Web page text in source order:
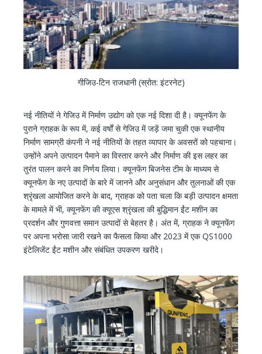
गीजिउ-टिन राजधानी (स्रोत: इंटरनेट)
नई नीतियों ने गेजिउ में निर्माण उद्योग को एक नई दिशा दी है। क्यूनफेंग के
पुराने ग्राहक के रूप में, कई वर्षों से गेजिउ में जड़ें जमा चुकी एक स्थानीय
निर्माण सामग्री कंपनी ने नई नीतियों के तहत व्यापार के अवसरों को पहचाना।
उन्होंने अपने उत्पादन पैमाने का विस्तार करने और निर्माण की इस लहर का
तुरंत पालन करने का निर्णय लिया। क्यूनफेंग बिजनेस टीम के माध्यम से
क्यूनफेंग के नए उत्पादों के बारे में जानने और अनुसंधान और तुलनाओं की एक
श्रृंखला आयोजित करने के बाद, ग्राहक को पता चला कि बड़ी उत्पादन क्षमता
के मामले में भी, क्यूनफेंग की क्यूएस श्रृंखला की बुद्धिमान ईंट मशीन का
प्रदर्शन और गुणवत्ता समान उत्पादों से बेहतर है। अंत में, ग्राहक ने क्यूनफेंग
पर अपना भरोसा जारी रखने का फैसला किया और 2023 में एक QS1000
इंटेलिजेंट ईंट मशीन और संबंधित उपकरण खरीदे।